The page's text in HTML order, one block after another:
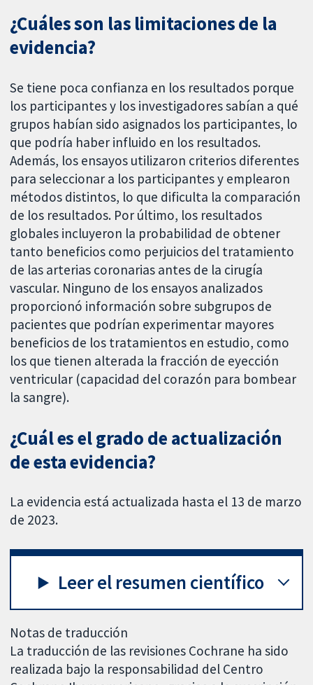
¿Cuáles son las limitaciones de la
evidencia?
Se tiene poca confianza en los resultados porque
los participantes y los investigadores sabían a qué
grupos habían sido asignados los participantes, lo
que podría haber influido en los resultados.
Además, los ensayos utilizaron criterios diferentes
para seleccionar a los participantes y emplearon
métodos distintos, lo que dificulta la comparación
de los resultados. Por último, los resultados
globales incluyeron la probabilidad de obtener
tanto beneficios como perjuicios del tratamiento
de las arterias coronarias antes de la cirugía
vascular. Ninguno de los ensayos analizados
proporcionó información sobre subgrupos de
pacientes que podrían experimentar mayores
beneficios de los tratamientos en estudio, como
los que tienen alterada la fracción de eyección
ventricular (capacidad del corazón para bombear
la sangre).
¿Cuál es el grado de actualización
de esta evidencia?
La evidencia está actualizada hasta el 13 de marzo
de 2023.
Leer el resumen científico
Notas de traducción
La traducción de las revisiones Cochrane ha sido
realizada bajo la responsabilidad del Centro